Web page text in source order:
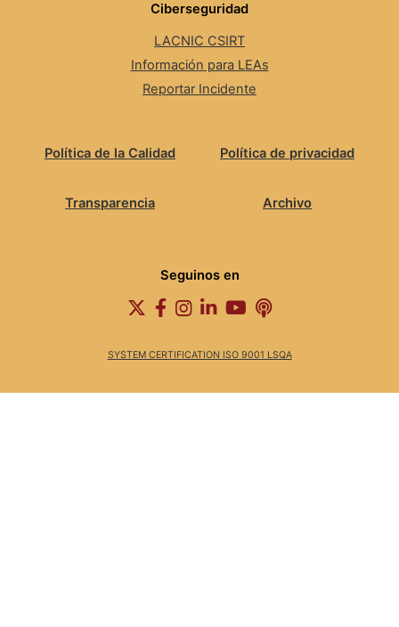
Ciberseguridad
LACNIC CSIRT
Información para LEAs
Reportar Incidente
Seguinos en
Política de la Calidad Política de privacidad
Transparencia Archivo
SYSTEM CERTIFICATION ISO 9001 LSQA